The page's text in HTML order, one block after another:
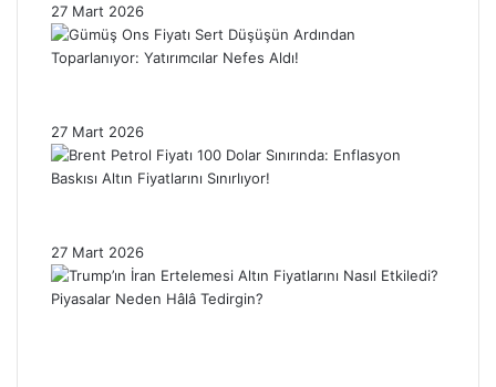
27 Mart 2026
27 Mart 2026
27 Mart 2026